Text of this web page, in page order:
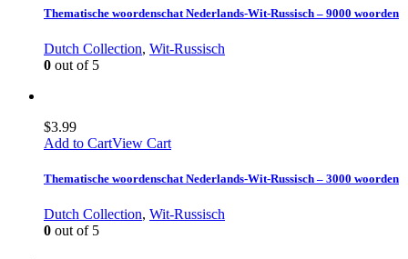
Thematische woordenschat Nederlands-Wit-Russisch – 9000 woorden
Dutch Collection, Wit-Russisch
0 out of 5
$3.99
Add to CartView Cart
Thematische woordenschat Nederlands-Wit-Russisch – 3000 woorden
Dutch Collection, Wit-Russisch
0 out of 5